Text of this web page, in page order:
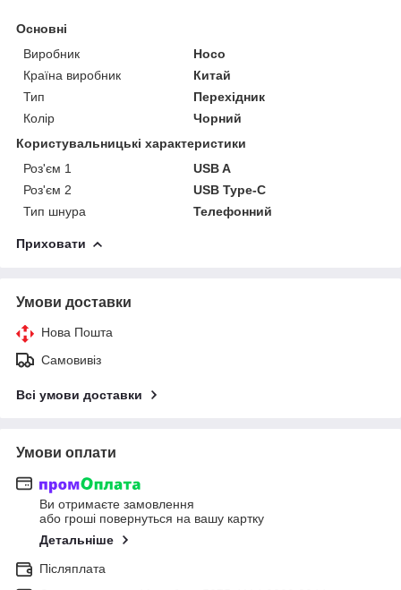
Основні
Виробник
Hoco
Країна виробник
Китай
Тип
Перехідник
Колір
Чорний
Користувальницькі характеристики
Роз'єм 1
USB A
Роз'єм 2
USB Type-C
Тип шнура
Телефонний
Приховати
Умови доставки
Нова Пошта
Самовивіз
Всі умови доставки
Умови оплати
Ви отримаєте замовлення
або гроші повернуться на вашу картку
Детальніше
Післяплата